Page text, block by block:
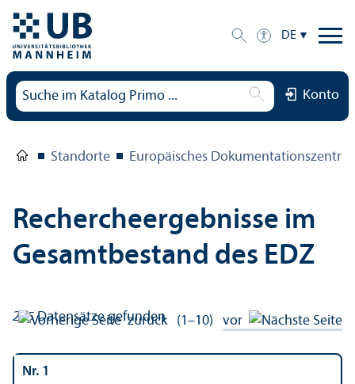
DE
Konto
Standorte Europäisches
Rechercheergebnisse im
Gesamtbestand des EDZ
215Datensätze gefunden
zurück (1–10) vor
Nr. 1